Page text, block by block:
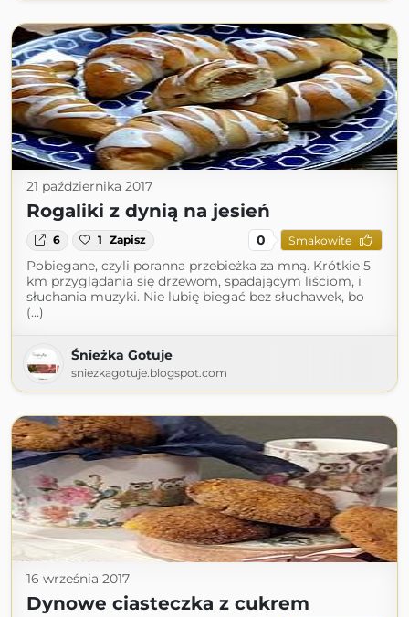
21 października 2017
Rogaliki z dynią na jesień
6 1 Zapisz 0 Smakowite
Pobiegane, czyli poranna przebieżka za mną. Krótkie 5
km przyglądania się drzewom, spadającym liściom, i
słuchania muzyki. Nie lubię biegać bez słuchawek, bo
(...)
Śnieżka Gotuje
sniezkagotuje.blogspot.com
16 września 2017
Dynowe ciasteczka z cukrem